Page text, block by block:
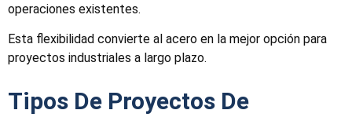
operaciones existentes.
Esta flexibilidad convierte al acero en la mejor opción para
proyectos industriales a largo plazo.
Tipos De Proyectos De